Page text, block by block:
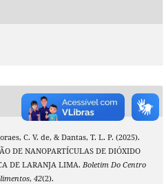
C. V. de, & Dantas, T. L. P. (2025).
DE NANOPARTÍCULAS DE DIÓXIDO
DE LARANJA LIMA. Boletim Do Centro
, 42(2).